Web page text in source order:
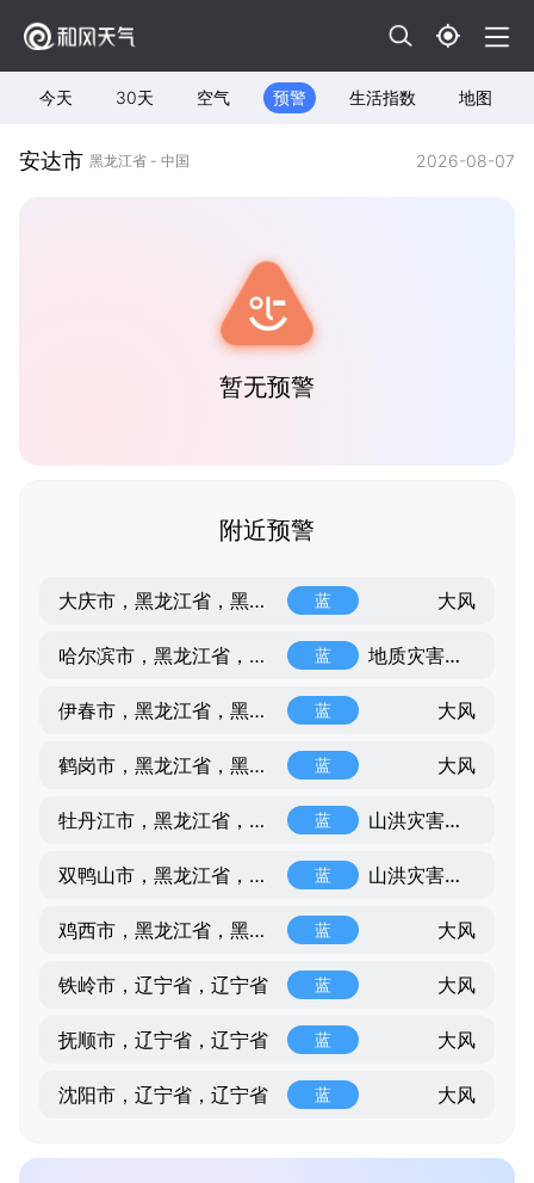
今天 30天 空气 预警 生活指数 地图
安达市 黑龙江省 - 中国 2026-08-07
暂无预警
附近预警
大庆市，黑龙江省，黑龙江省 蓝 大风
哈尔滨市，黑龙江省，黑龙江省 蓝 地质灾害气象风险
伊春市，黑龙江省，黑龙江省 蓝 大风
鹤岗市，黑龙江省，黑龙江省 蓝 大风
牡丹江市，黑龙江省，黑龙江省 蓝 山洪灾害事件
双鸭山市，黑龙江省，黑龙江省 蓝 山洪灾害事件
鸡西市，黑龙江省，黑龙江省 蓝 大风
铁岭市，辽宁省，辽宁省 蓝 大风
抚顺市，辽宁省，辽宁省 蓝 大风
沈阳市，辽宁省，辽宁省 蓝 大风